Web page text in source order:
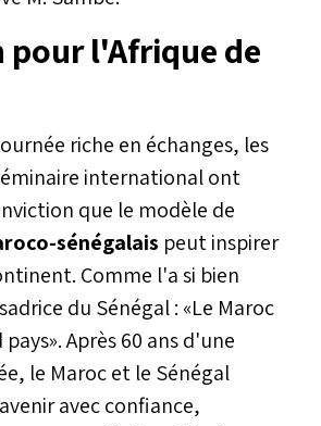
pour l'Afrique de
riche en échanges, les
international ont
que le modèle de
sénégalais peut inspirer
Comme l'a si bien
du Sénégal : «Le Maroc
Après 60 ans d'une
le Maroc et le Sénégal
avec confiance,